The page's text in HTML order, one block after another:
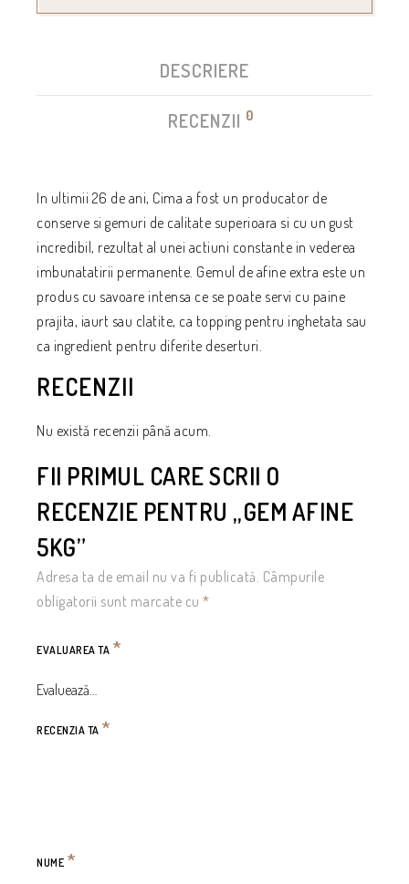
DESCRIERE
RECENZII 0
In ultimii 26 de ani, Cima a fost un producator de
conserve si gemuri de calitate superioara si cu un gust
incredibil, rezultat al unei actiuni constante in vederea
imbunatatirii permanente. Gemul de afine extra este un
produs cu savoare intensa ce se poate servi cu paine
prajita, iaurt sau clatite, ca topping pentru inghetata sau
ca ingredient pentru diferite deserturi.
RECENZII
Nu există recenzii până acum.
FII PRIMUL CARE SCRII O
RECENZIE PENTRU „GEM AFINE
5KG”
Adresa ta de email nu va fi publicată. Câmpurile
obligatorii sunt marcate cu *
EVALUAREA TA *
RECENZIA TA *
NUME *